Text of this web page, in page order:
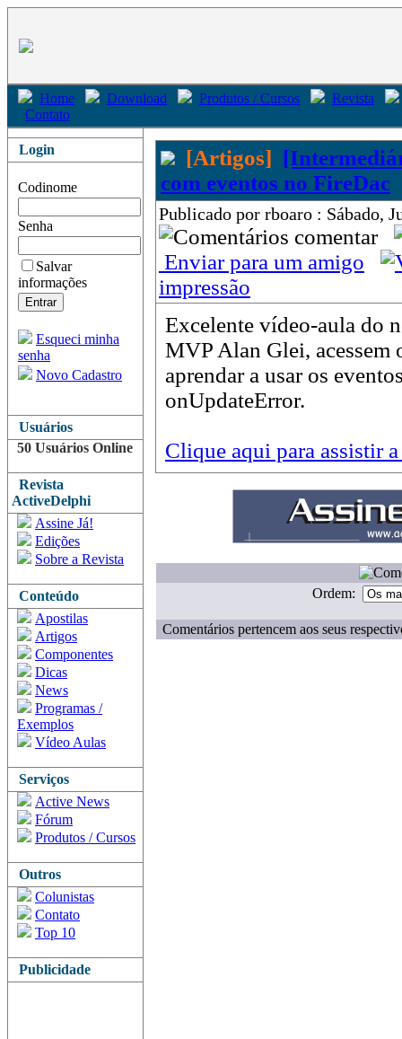
Home Download Produtos / Cursos
Revista
Contato
Login
Codinome
Senha
Salvar
informações
Esqueci minha
senha
Novo Cadastro
Usuários
50 Usuários Online
Revista
ActiveDelphi
Assine Já!
Edições
Sobre a Revista
Conteúdo
Apostilas
Artigos
Componentes
Dicas
News
Programas /
Exemplos
Vídeo Aulas
Serviços
Active News
Fórum
Produtos / Cursos
Outros
Colunistas
Contato
Top 10
Publicidade
[Artigos]
com eventos no FireDac
Publicado por rboaro : Sábado,
comentar
Enviar para um amigo
impressão
Excelente vídeo-aula do
MVP Alan Glei, acessem
aprendar a usar os
onUpdateError.
Clique aqui para assistir
Ordem:
Comentários pertencem aos seus